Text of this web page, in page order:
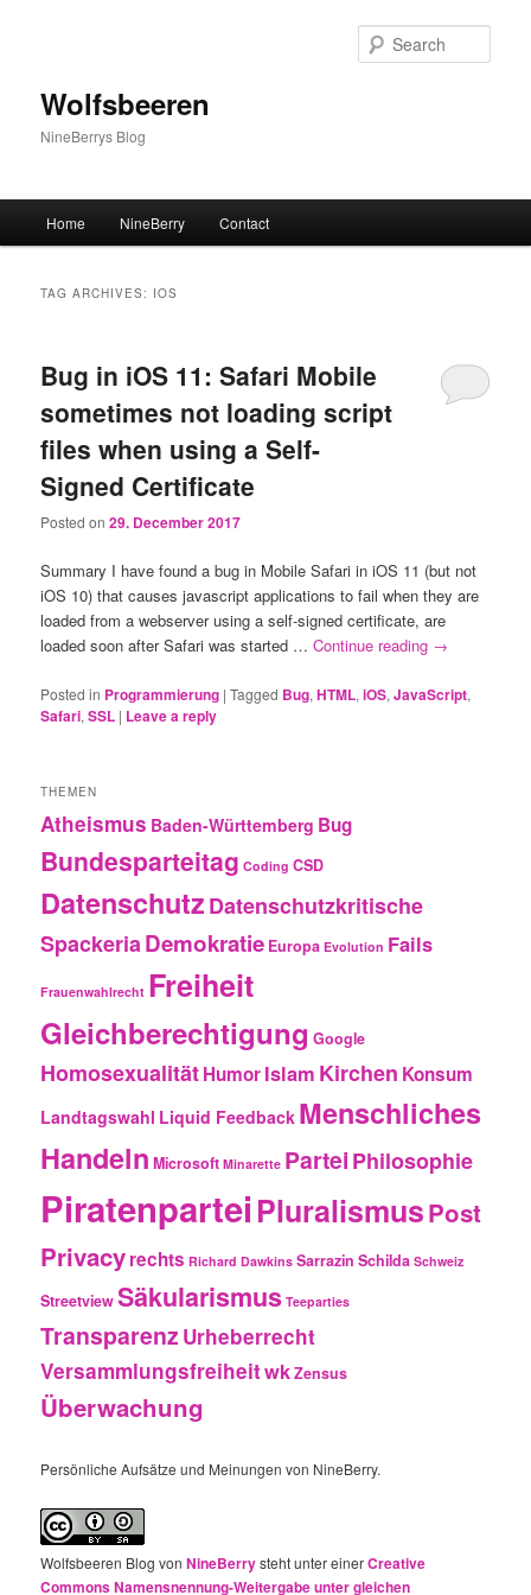
Wolfsbeeren
NineBerrys Blog
Skip to primary content
Skip to secondary content
Home NineBerry Contact
TAG ARCHIVES: IOS
Bug in iOS 11: Safari Mobile
sometimes not loading script
files when using a Self-
Signed Certificate
Posted on29. December 2017
Summary I have found a bug in Mobile Safari in iOS 11 (but not
iOS 10) that causes javascript applications to fail when they are
loaded from a webserver using a self-signed certificate, are
loaded soon after Safari was started …Continue reading →
Posted in Programmierung |Tagged Bug,HTML,iOS,JavaScript,
Safari,SSL | Leave a reply
THEMEN
Atheismus Baden-Württemberg Bug
Bundesparteitag Coding CSD
DatenschutzDatenschutzkritische
SpackeriaDemokratie Europa Evolution Fails
Frauenwahlrecht Freiheit
Gleichberechtigung Google
HomosexualitätHumorIslam Kirchen Konsum
Landtagswahl Liquid Feedback Menschliches
Handeln Microsoft Minarette ParteiPhilosophie
PiratenparteiPluralismusPost
Privacyrechts Richard Dawkins Sarrazin Schilda Schweiz
StreetviewSäkularismus Teeparties
Transparenz Urheberrecht
VersammlungsfreiheitwkZensus
Überwachung
Persönliche Aufsätze und Meinungen von NineBerry.
Wolfsbeeren Blog vonNineBerrysteht unter einerCreative
Commons Namensnennung-Weitergabe unter gleichen